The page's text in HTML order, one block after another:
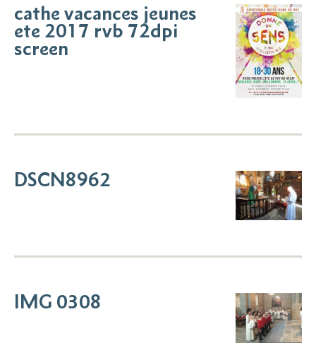
cathe vacances jeunes
ete 2017 rvb 72dpi
screen
DSCN8962
IMG 0308